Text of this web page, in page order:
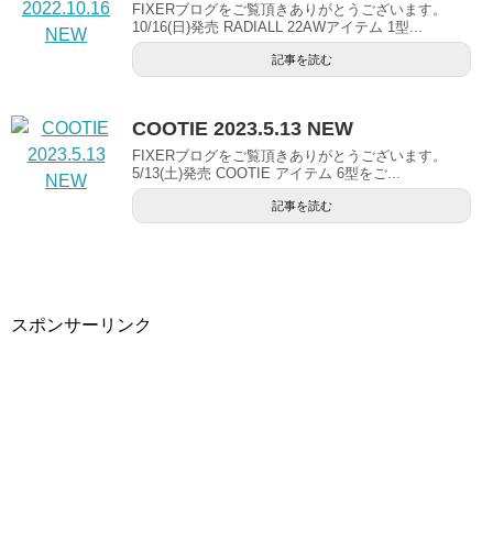
FIXERブログをご覧頂きありがとうございます。
10/16(日)発売 RADIALL 22AWアイテム 1型...
記事を読む
COOTIE 2023.5.13 NEW
FIXERブログをご覧頂きありがとうございます。
5/13(土)発売 COOTIE アイテム 6型をご...
記事を読む
スポンサーリンク